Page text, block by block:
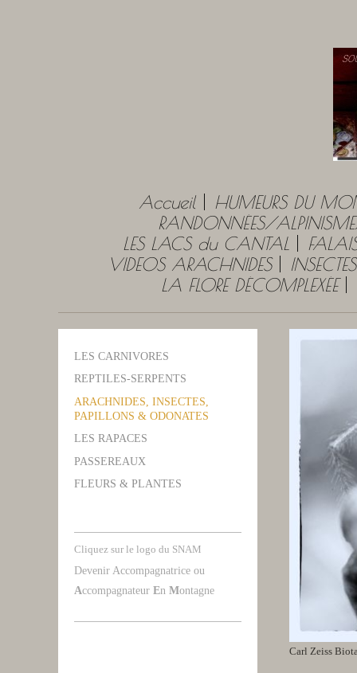
Accueil
HUMEURS DU
RANDONNÉES/
LES LACS du CANTAL
VIDEOS ARACHNIDES
INSECTES
LA FLORE DÉCOMPLEXÉE
Carl Zeiss
LES CARNIVORES
REPTILES-SERPENTS
ARACHNIDES, INSECTES,
PAPILLONS & ODONATES
LES RAPACES
PASSEREAUX
FLEURS & PLANTES
Cliquez sur le logo du SNAM
Devenir Accompagnatrice ou
Accompagnateur En Montagne